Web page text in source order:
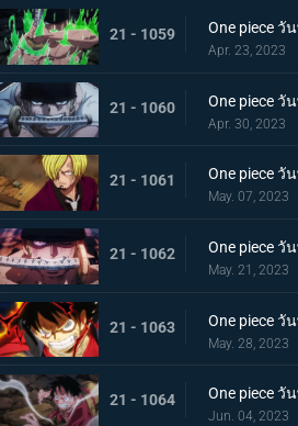
21 - 1059
Apr. 23, 2023
21 - 1060
Apr. 30, 2023
21 - 1061
May. 07, 2023
21 - 1062
May. 21, 2023
21 - 1063
May. 28, 2023
21 - 1064
Jun. 04, 2023